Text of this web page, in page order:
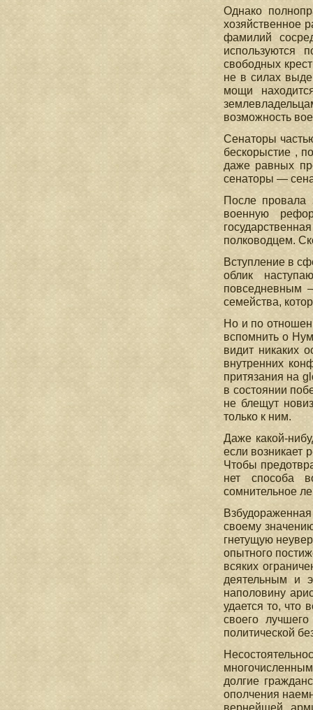
Однако
хозяйственное
фамилий
используются
свободных
не в силах
мощи
возможность
Сенаторы
бескорыстие ,
даже равных
сенаторы —
После провала
военную
полководцем.
Вступление в
облик
повседневным
семейства,
Но и по
вспомнить о
видит никаких
внутренних
притязания на
в состоянии
не блещут
только к ним.
Даже какой-
если возникает
Чтобы
нет способа
сомнительное
своему
гнетущую
опытного
всяких
деятельным и
наполовину
удается то, что
своего
политической
долгие
ополчения
вернейшей